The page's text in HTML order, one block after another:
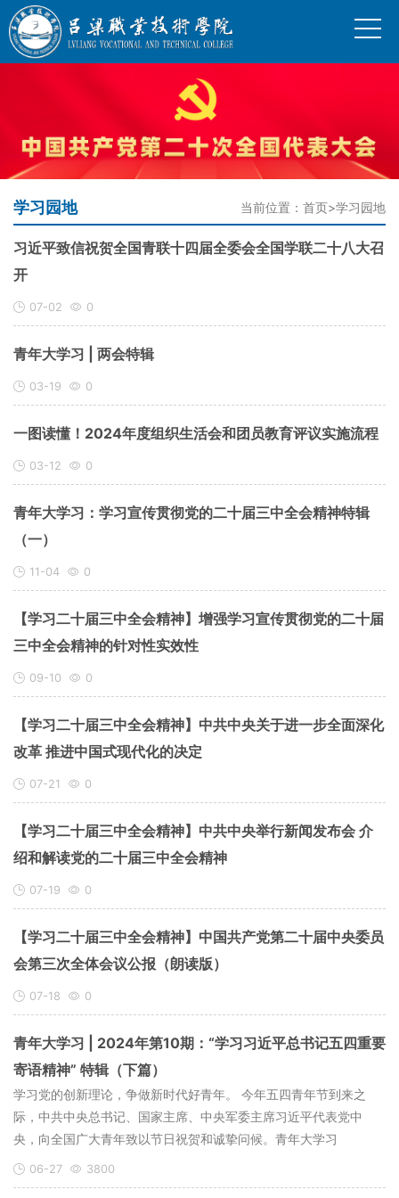
学习园地 当前位置： 首页>学习园地
习近平致信祝贺全国青联十四届全委会全国学联二十八大召
开
07-02 0
青年大学习 | 两会特辑
03-19 0
一图读懂！2024年度组织生活会和团员教育评议实施流程
03-12 0
青年大学习：学习宣传贯彻党的二十届三中全会精神特辑
（一）
11-04 0
【学习二十届三中全会精神】增强学习宣传贯彻党的二十届
三中全会精神的针对性实效性
09-10 0
【学习二十届三中全会精神】中共中央关于进一步全面深化
改革 推进中国式现代化的决定
07-21 0
【学习二十届三中全会精神】中共中央举行新闻发布会 介
绍和解读党的二十届三中全会精神
07-19 0
【学习二十届三中全会精神】中国共产党第二十届中央委员
会第三次全体会议公报（朗读版）
07-18 0
青年大学习 | 2024年第10期：“学习习近平总书记五四重要
寄语精神” 特辑（下篇）
学习党的创新理论，争做新时代好青年。 今年五四青年节到来之
际，中共中央总书记、国家主席、中央军委主席习近平代表党中
央，向全国广大青年致以节日祝贺和诚挚问候。青年大学习
06-27 3800